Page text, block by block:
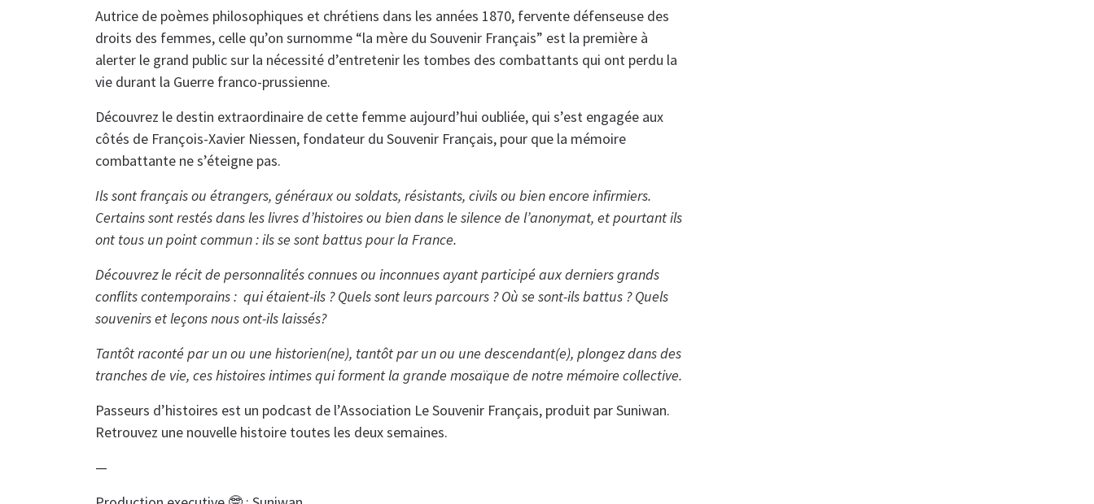
Autrice de poèmes philosophiques et chrétiens dans les années 1870, fervente défenseuse des
droits des femmes, celle qu’on surnomme “la mère du Souvenir Français” est la première à
alerter le grand public sur la nécessité d’entretenir les tombes des combattants qui ont perdu la
vie durant la Guerre franco-prussienne.
Découvrez le destin extraordinaire de cette femme aujourd’hui oubliée, qui s’est engagée aux
côtés de François-Xavier Niessen, fondateur du Souvenir Français, pour que la mémoire
combattante ne s’éteigne pas.
Ils sont français ou étrangers, généraux ou soldats, résistants, civils ou bien encore infirmiers.
Certains sont restés dans les livres d’histoires ou bien dans le silence de l’anonymat, et pourtant ils
ont tous un point commun : ils se sont battus pour la France.
Découvrez le récit de personnalités connues ou inconnues ayant participé aux derniers grands
conflits contemporains : qui étaient-ils ? Quels sont leurs parcours ? Où se sont-ils battus ? Quels
souvenirs et leçons nous ont-ils laissés?
Tantôt raconté par un ou une historien(ne), tantôt par un ou une descendant(e), plongez dans des
tranches de vie, ces histoires intimes qui forment la grande mosaïque de notre mémoire collective.
Passeurs d’histoires est un podcast de l’Association Le Souvenir Français, produit par Suniwan.
Retrouvez une nouvelle histoire toutes les deux semaines.
—